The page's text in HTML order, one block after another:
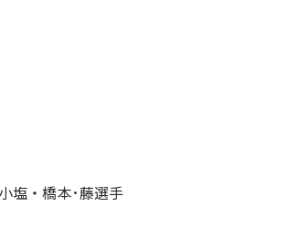
塩・橋本･藤選手